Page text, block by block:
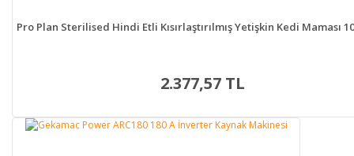
Pro Plan Sterilised Hindi Etli Kısırlaştırılmış Yetişkin Kedi Maması
2.377,57 TL